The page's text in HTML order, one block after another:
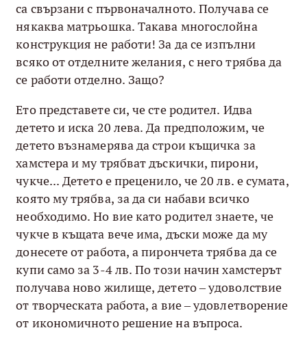
са свързани с първоначалното. Получава се
някаква матрьошка. Такава многослойна
конструкция не работи! За да се изпълни
всяко от отделните желания, с него трябва да
се работи отделно. Защо?
Ето представете си, че сте родител. Идва
детето и иска 20 лева. Да предположим, че
детето възнамерява да строи къщичка за
хамстера и му трябват дъскички, пирони,
чукче... Детето е преценило, че 20 лв. е сумата,
която му трябва, за да си набави всичко
необходимо. Но вие като родител знаете, че
чукче в къщата вече има, дъски може да му
донесете от работа, а пирончета трябва да се
купи само за 3-4 лв. По този начин хамстерът
получава ново жилище, детето – удоволствие
от творческата работа, а вие – удовлетворение
от икономичното решение на въпроса.